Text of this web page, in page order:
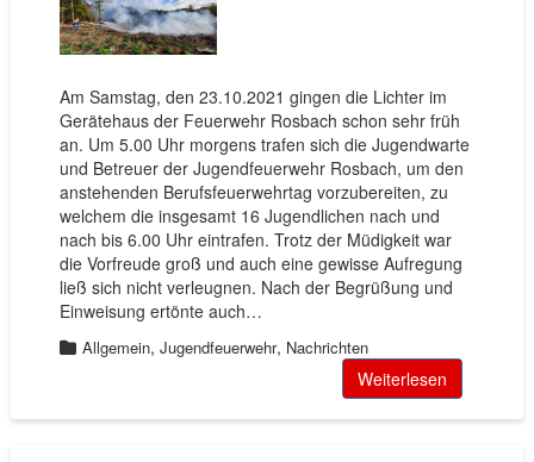
Am Samstag, den 23.10.2021 gingen die Lichter im
Gerätehaus der Feuerwehr Rosbach schon sehr früh
an. Um 5.00 Uhr morgens trafen sich die Jugendwarte
und Betreuer der Jugendfeuerwehr Rosbach, um den
anstehenden Berufsfeuerwehrtag vorzubereiten, zu
welchem die insgesamt 16 Jugendlichen nach und
nach bis 6.00 Uhr eintrafen. Trotz der Müdigkeit war
die Vorfreude groß und auch eine gewisse Aufregung
ließ sich nicht verleugnen. Nach der Begrüßung und
Einweisung ertönte auch…
Allgemein, Jugendfeuerwehr, Nachrichten
Weiterlesen